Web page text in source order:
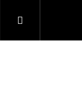
podmínky
Nákupní